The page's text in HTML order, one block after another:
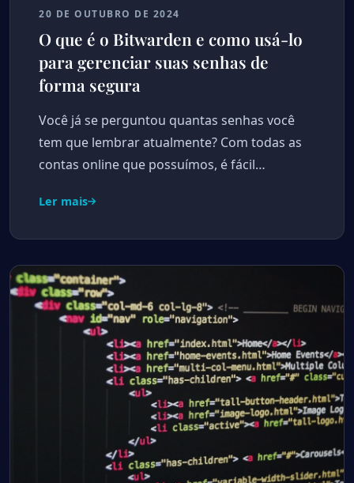
20 DE OUTUBRO DE 2024
O que é o Bitwarden e como usá-lo
para gerenciar suas senhas de
forma segura
Você já se perguntou quantas senhas você
tem que lembrar atualmente? Com todas as
contas online que possuímos, é fácil…
Ler mais